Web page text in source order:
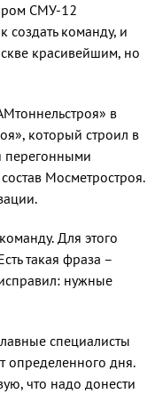
СМУ-12
создать команду, и
красивейшим, но
в
который строил в
перегонными
Мосметростроя.
Для этого
такая фраза –
нужные
специалисты
определенного дня.
что надо донести